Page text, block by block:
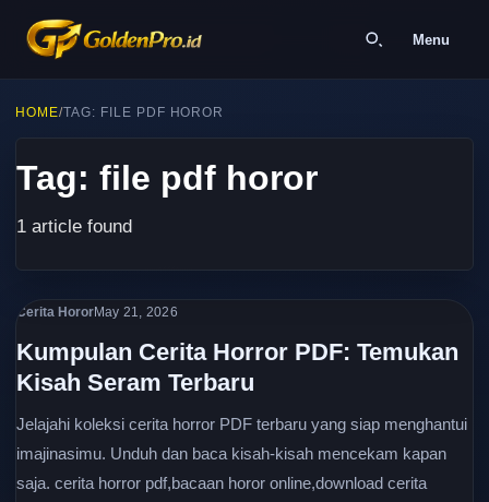
Menu
HOME/TAG: FILE PDF HOROR
Tag: file pdf horor
1 article found
Cerita HororMay 21, 2026
Kumpulan Cerita Horror PDF: Temukan
Kisah Seram Terbaru
Jelajahi koleksi cerita horror PDF terbaru yang siap menghantui
imajinasimu. Unduh dan baca kisah-kisah mencekam kapan
saja. cerita horror pdf,bacaan horor online,download cerita